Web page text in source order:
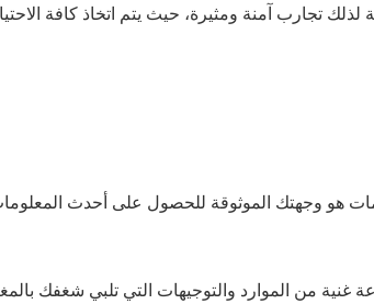
تجارب آمنة ومثيرة، حيث يتم اتخاذ كافة
هو وجهتك الموثوقة للحصول على أحدث
من الموارد والتوجيهات التي تلبي شغفك